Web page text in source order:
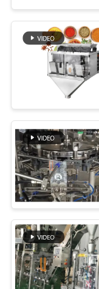
Fruit
De